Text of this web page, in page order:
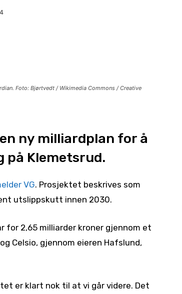
Foto: Bjørtvedt / Wikimedia Commons / Creative
ny milliardplan for å
på Klemetsrud.
VG. Prosjektet beskrives som
utslippskutt innen 2030.
for 2,65 milliarder kroner gjennom et
Celsio, gjennom eieren Hafslund,
er klart nok til at vi går videre. Det